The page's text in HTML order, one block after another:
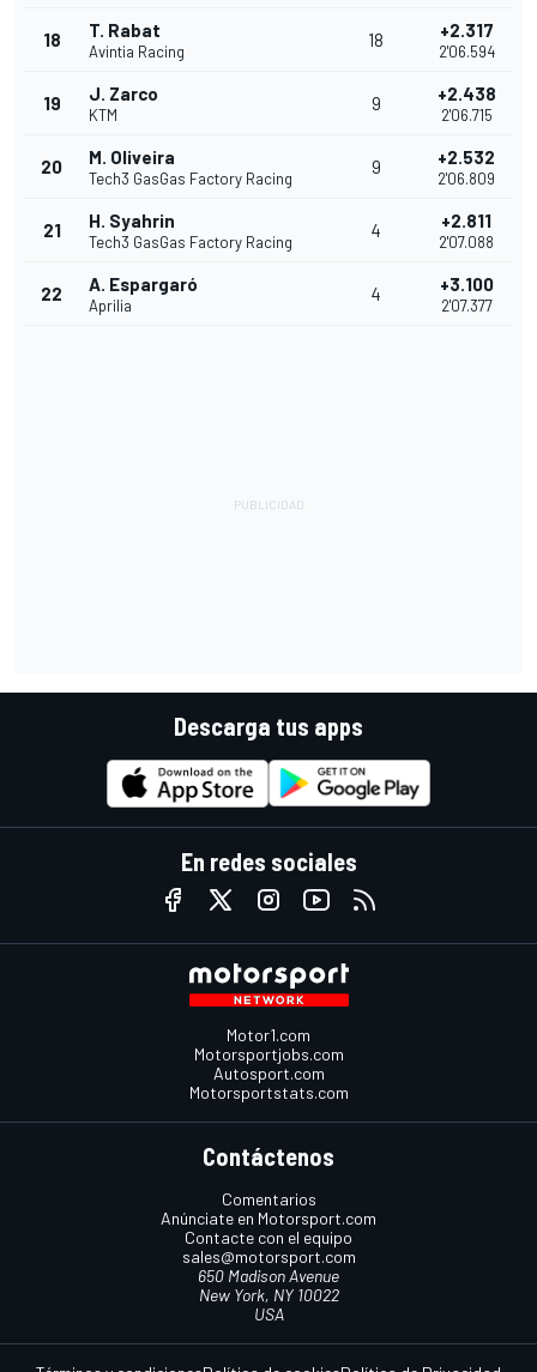
18 T. Rabat
Avintia Racing
18 +2.317
2'06.594
19 J. Zarco
KTM
9 +2.438
2'06.715
20 M. Oliveira
Tech3 GasGas Factory Racing
9 +2.532
2'06.809
21 H. Syahrin
Tech3 GasGas Factory Racing
4 +2.811
2'07.088
22 A. Espargaró
Aprilia
4 +3.100
2'07.377
Descarga tus apps
En redes sociales
Motor1.com
Motorsportjobs.com
Autosport.com
Motorsportstats.com
Contáctenos
Comentarios
Anúnciate en Motorsport.com
Contacte con el equipo
sales@motorsport.com
650 Madison Avenue
New York, NY 10022
USA